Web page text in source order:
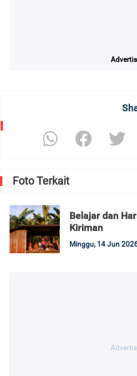
Foto Terkait
Belajar dan
Kiriman
Minggu, 14 Jun